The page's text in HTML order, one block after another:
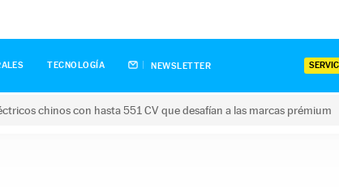
TECNOLOGÍA NEWSLETTER
chinos con hasta 551 CV que desafían a las marcas prémium